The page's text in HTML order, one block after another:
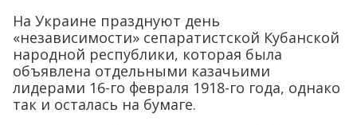
На Украине празднуют день
«независимости» сепаратистской Кубанской
народной республики, которая была
объявлена отдельными казачьими
лидерами 16-го февраля 1918-го года, однако
так и осталась на бумаге.